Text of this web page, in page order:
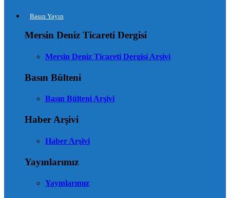
Basın Yayın
Mersin Deniz Ticareti Dergisi
Mersin Deniz Ticareti Dergisi Arşivi
Basın Bülteni
Basın Bülteni Arşivi
Haber Arşivi
Haber Arşivi
Yayınlarımız
Yayınlarımız